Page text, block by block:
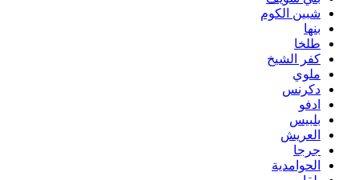
شبين الكوم
بنها
طلخا
كفر الشيخ
ملوي
دكرنس
ادفو
بلبيس
العريش
جرجا
الحوامدية